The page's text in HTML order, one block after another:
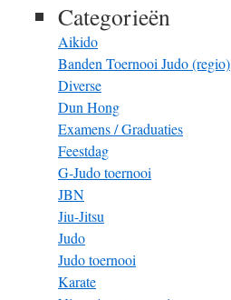
Categorieën
Aikido
Banden Toernooi Judo (regio)
Diverse
Dun Hong
Examens / Graduaties
Feestdag
G-Judo toernooi
JBN
Jiu-Jitsu
Judo
Judo toernooi
Karate